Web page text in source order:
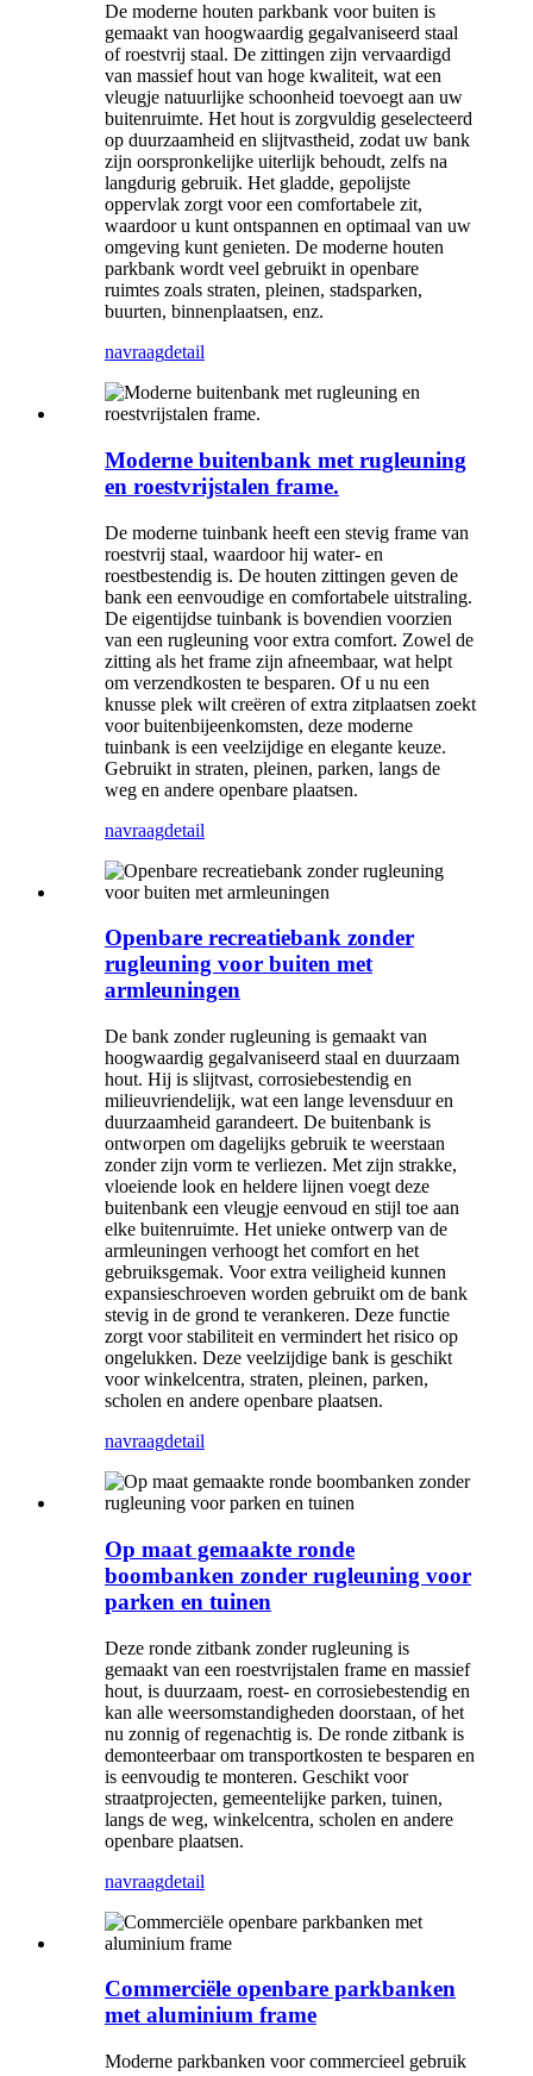
De moderne houten parkbank voor buiten is
gemaakt van hoogwaardig gegalvaniseerd staal
of roestvrij staal. De zittingen zijn vervaardigd
van massief hout van hoge kwaliteit, wat een
vleugje natuurlijke schoonheid toevoegt aan uw
buitenruimte. Het hout is zorgvuldig geselecteerd
op duurzaamheid en slijtvastheid, zodat uw bank
zijn oorspronkelijke uiterlijk behoudt, zelfs na
langdurig gebruik. Het gladde, gepolijste
oppervlak zorgt voor een comfortabele zit,
waardoor u kunt ontspannen en optimaal van uw
omgeving kunt genieten. De moderne houten
parkbank wordt veel gebruikt in openbare
ruimtes zoals straten, pleinen, stadsparken,
buurten, binnenplaatsen, enz.
navraagdetail
Moderne buitenbank met rugleuning
en roestvrijstalen frame.
De moderne tuinbank heeft een stevig frame van
roestvrij staal, waardoor hij water- en
roestbestendig is. De houten zittingen geven de
bank een eenvoudige en comfortabele uitstraling.
De eigentijdse tuinbank is bovendien voorzien
van een rugleuning voor extra comfort. Zowel de
zitting als het frame zijn afneembaar, wat helpt
om verzendkosten te besparen. Of u nu een
knusse plek wilt creëren of extra zitplaatsen zoekt
voor buitenbijeenkomsten, deze moderne
tuinbank is een veelzijdige en elegante keuze.
Gebruikt in straten, pleinen, parken, langs de
weg en andere openbare plaatsen.
navraagdetail
Openbare recreatiebank zonder
rugleuning voor buiten met
armleuningen
De bank zonder rugleuning is gemaakt van
hoogwaardig gegalvaniseerd staal en duurzaam
hout. Hij is slijtvast, corrosiebestendig en
milieuvriendelijk, wat een lange levensduur en
duurzaamheid garandeert. De buitenbank is
ontworpen om dagelijks gebruik te weerstaan ​​
zonder zijn vorm te verliezen. Met zijn strakke,
vloeiende look en heldere lijnen voegt deze
buitenbank een vleugje eenvoud en stijl toe aan
elke buitenruimte. Het unieke ontwerp van de
armleuningen verhoogt het comfort en het
gebruiksgemak. Voor extra veiligheid kunnen
expansieschroeven worden gebruikt om de bank
stevig in de grond te verankeren. Deze functie
zorgt voor stabiliteit en vermindert het risico op
ongelukken. Deze veelzijdige bank is geschikt
voor winkelcentra, straten, pleinen, parken,
scholen en andere openbare plaatsen.
navraagdetail
Op maat gemaakte ronde
boombanken zonder rugleuning voor
parken en tuinen
Deze ronde zitbank zonder rugleuning is
gemaakt van een roestvrijstalen frame en massief
hout, is duurzaam, roest- en corrosiebestendig en
kan alle weersomstandigheden doorstaan, of het
nu zonnig of regenachtig is. De ronde zitbank is
demonteerbaar om transportkosten te besparen en
is eenvoudig te monteren. Geschikt voor
straatprojecten, gemeentelijke parken, tuinen,
langs de weg, winkelcentra, scholen en andere
openbare plaatsen.
navraagdetail
Commerciële openbare parkbanken
met aluminium frame
Moderne parkbanken voor commercieel gebruik